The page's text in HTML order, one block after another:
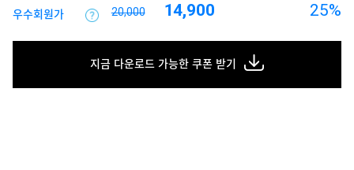
우수회원가 20,000 14,900 25%
지금 다운로드 가능한 쿠폰 받기